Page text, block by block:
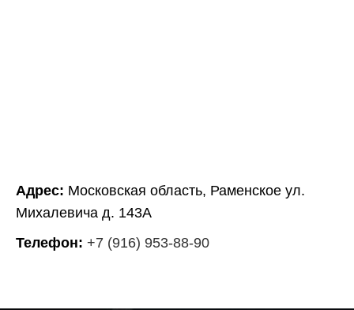
Адрес: Московская область, Раменское ул.
Михалевича д. 143А
Телефон: +7 (916) 953-88-90